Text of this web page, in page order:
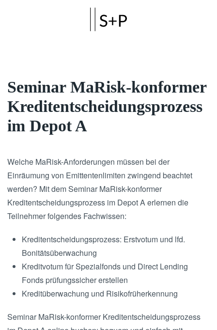
Seminar MaRisk-konformer
Kreditentscheidungsprozess
im Depot A
Welche MaRisk-Anforderungen müssen bei der
Einräumung von Emittentenlimiten zwingend beachtet
werden? Mit dem Seminar MaRisk-konformer
Kreditentscheidungsprozess im Depot A erlernen die
Teilnehmer folgendes Fachwissen:
Kreditentscheidungsprozess: Erstvotum und lfd.
Bonitätsüberwachung
Kreditvotum für Spezialfonds und Direct Lending
Fonds prüfungssicher erstellen
Kreditüberwachung und Risikofrüherkennung
Seminar MaRisk-konformer Kreditentscheidungsprozess